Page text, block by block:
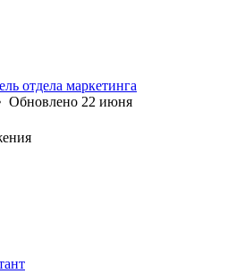
отдела маркетинга
Обновлено 22 июня